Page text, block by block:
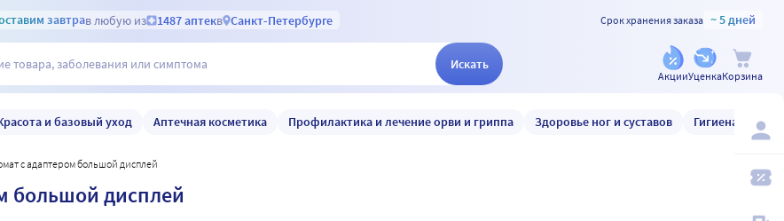
завтрав любую из 1487 аптекв Санкт-Петербурге Срок хранения заказа ~ 5 дней
Искать
АкцииУценкаКорзина
и базовый уход Аптечная косметика Профилактика и лечение орви и гриппа Здоровье ног и суставов Гигиена и уход
с адаптером большой дисплей
большой дисплей